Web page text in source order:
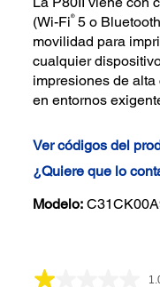
(Wi-Fi®5 o
movilidad para
cualquier
impresiones de
en entornos
Ver códigos del
¿Quiere que lo
Modelo: